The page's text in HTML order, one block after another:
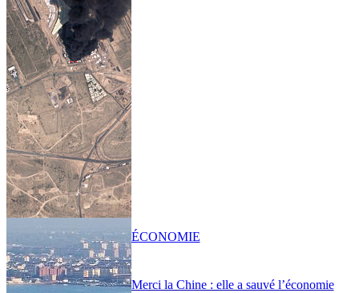
Merci la Chine : elle a sauvé l’économie
ÉCONOMIE